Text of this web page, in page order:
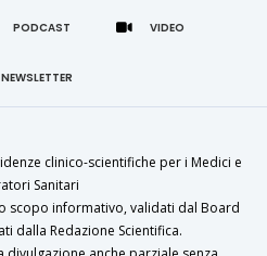
clinico-scientifiche per i Medici e
Sanitari
scopo informativo, validati dal Board
dalla Redazione Scientifica.